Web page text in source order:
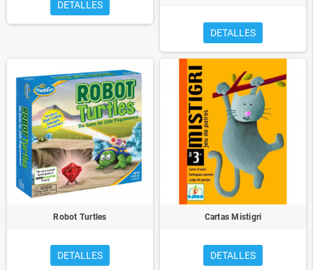
DETALLES
DETALLES
Robot Turtles
DETALLES
Cartas Mistigri
DETALLES